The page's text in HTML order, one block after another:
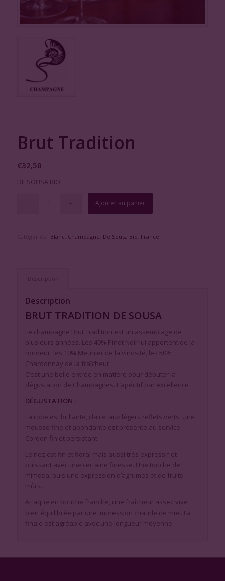
Brut Tradition
€32,50
DE SOUSA BIO
Ajouter au panier
Blanc Champagne De Sousa Bio France
Description
BRUT TRADITION DE SOUSA
Le champagne Brut Tradition est un assemblage de
plusieurs années. Les 40% Pinot Noir lui apportent de la
rondeur, les 10% Meunier de la vinosité, les 50%
Chardonnay de la fraîcheur.
C’est une belle entrée en matière pour débuter la
dégustation de Champagnes. L’apéritif par excellence
DÉGUSTATION :
La robe est brillante, claire, aux légers reflets verts. Une
mousse fine et abondante est présente au service.
Cordon fin et persistant.
Le nez est fin et floral mais aussi très expressif et
puissant avec une certaine finesse. Une touche de
mimosa, puis une expression d’agrumes et de fruits
mûrs.
Attaque en bouche franche, une fraîcheur assez vive
bien équilibrée par une impression chaude de miel. La
finale est agréable avec une longueur moyenne.